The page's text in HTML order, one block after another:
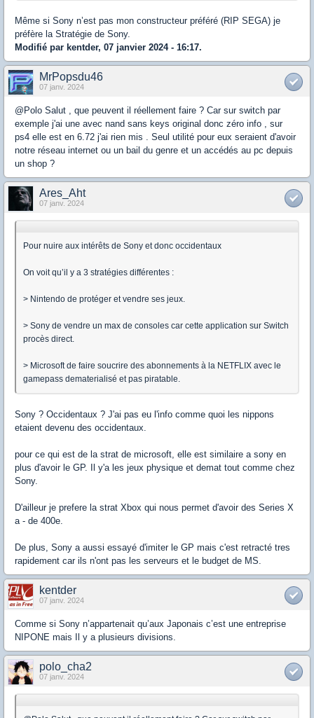
Même si Sony n’est pas mon constructeur préféré (RIP SEGA) je
préfère la Stratégie de Sony.
Modifié par kentder, 07 janvier 2024 - 16:17.
MrPopsdu46
07 janv. 2024
@Polo Salut , que peuvent il réellement faire ? Car sur switch par
exemple j'ai une avec nand sans keys original donc zéro info , sur
ps4 elle est en 6.72 j'ai rien mis . Seul utilité pour eux seraient d'avoir
notre réseau internet ou un bail du genre et un accédés au pc depuis
un shop ?
Ares_Aht
07 janv. 2024
Pour nuire aux intérêts de Sony et donc occidentaux
On voit qu’il y a 3 stratégies différentes :
> Nintendo de protéger et vendre ses jeux.
> Sony de vendre un max de consoles car cette application sur Switch
procès direct.
> Microsoft de faire soucrire des abonnements à la NETFLIX avec le
gamepass dematerialisé et pas piratable.
Sony ? Occidentaux ? J'ai pas eu l'info comme quoi les nippons
etaient devenu des occidentaux.
pour ce qui est de la strat de microsoft, elle est similaire a sony en
plus d'avoir le GP. Il y'a les jeux physique et demat tout comme chez
Sony.
D'ailleur je prefere la strat Xbox qui nous permet d'avoir des Series X
a - de 400e.
De plus, Sony a aussi essayé d'imiter le GP mais c'est retracté tres
rapidement car ils n'ont pas les serveurs et le budget de MS.
kentder
07 janv. 2024
Comme si Sony n’appartenait qu’aux Japonais c’est une entreprise
NIPONE mais Il y a plusieurs divisions.
polo_cha2
07 janv. 2024